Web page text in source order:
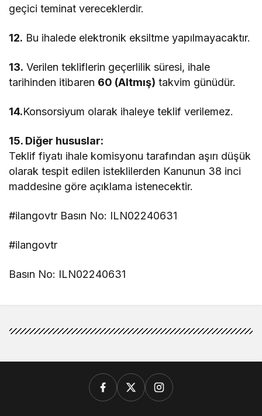
geçici teminat vereceklerdir.
12. Bu ihalede elektronik eksiltme yapılmayacaktır.
13. Verilen tekliflerin geçerlilik süresi, ihale
tarihinden itibaren 60 (Altmış) takvim günüdür.
14.Konsorsiyum olarak ihaleye teklif verilemez.
15. Diğer hususlar:
Teklif fiyatı ihale komisyonu tarafından aşırı düşük
olarak tespit edilen isteklilerden Kanunun 38 inci
maddesine göre açıklama istenecektir.
#ilangovtr Basın No: ILN02240631
#ilangovtr
Basın No: ILN02240631